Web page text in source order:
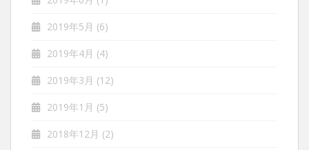
2019年5月 (6)
2019年4月 (4)
2019年3月 (12)
2019年1月 (5)
2018年12月 (2)